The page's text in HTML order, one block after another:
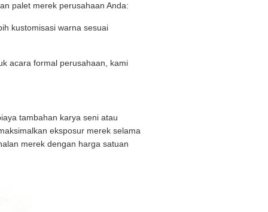
palet merek perusahaan Anda:
kustomisasi warna sesuai
acara formal perusahaan, kami
tambahan karya seni atau
eksposur merek selama
merek dengan harga satuan